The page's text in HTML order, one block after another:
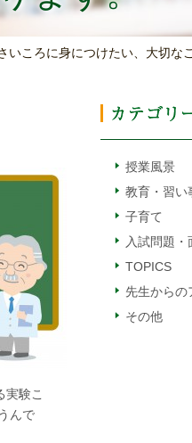
ころに身につけたい、大切な
実験こ
んで
授業風景
教育・習い
子育て
入試問題
TOPICS
先生からの
その他